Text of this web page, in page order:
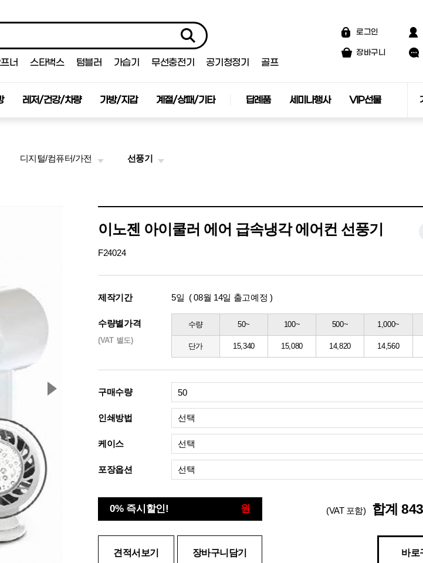
너 스타벅스 텀블러 가습기 무선충전기 공기청정기 골프
로그인
장바구니
레저/건강/차량 가방/지갑 계절/상패/기타 답례품 세미나행사 VIP선물
디지털/컴퓨터/가전 선풍기
이노젠 아이쿨러 에어 급속냉각 에어컨 선풍기
F24024
제작기간 5일 ( 08월 14일 출고예정 )
수량별가격
(VAT 별도)
수량 50~ 100~ 500~ 1,000~
단가 15,340 15,080 14,820 14,560
구매수량
인쇄방법 선택
케이스 선택
포장옵션 선택
0% 즉시할인! 원 (VAT 포함) 합계
장바구니담기
견적서보기 바로